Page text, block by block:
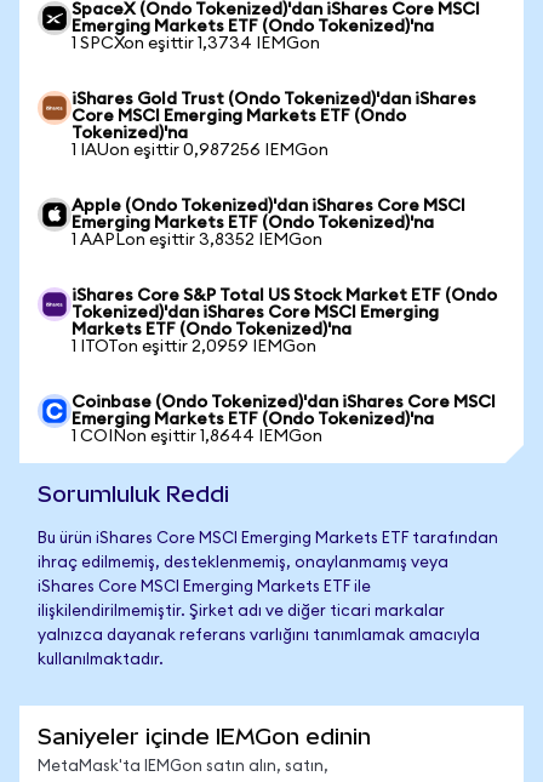
SpaceX (Ondo Tokenized)'dan iShares Core MSCI
Emerging Markets ETF (Ondo Tokenized)'na
1 SPCXon eşittir 1,3734 IEMGon
iShares Gold Trust (Ondo Tokenized)'dan iShares
Core MSCI Emerging Markets ETF (Ondo
Tokenized)'na
1 IAUon eşittir 0,987256 IEMGon
Apple (Ondo Tokenized)'dan iShares Core MSCI
Emerging Markets ETF (Ondo Tokenized)'na
1 AAPLon eşittir 3,8352 IEMGon
iShares Core S&P Total US Stock Market ETF (Ondo
Tokenized)'dan iShares Core MSCI Emerging
Markets ETF (Ondo Tokenized)'na
1 ITOTon eşittir 2,0959 IEMGon
Coinbase (Ondo Tokenized)'dan iShares Core MSCI
Emerging Markets ETF (Ondo Tokenized)'na
1 COINon eşittir 1,8644 IEMGon
Sorumluluk Reddi
Bu ürün iShares Core MSCI Emerging Markets ETF tarafından
ihraç edilmemiş, desteklenmemiş, onaylanmamış veya
iShares Core MSCI Emerging Markets ETF ile
ilişkilendirilmemiştir. Şirket adı ve diğer ticari markalar
yalnızca dayanak referans varlığını tanımlamak amacıyla
kullanılmaktadır.
Saniyeler içinde IEMGon edinin
MetaMask'ta IEMGon satın alın, satın,